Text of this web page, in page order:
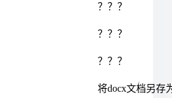
？？？
？？？
？？？
将docx文档另存